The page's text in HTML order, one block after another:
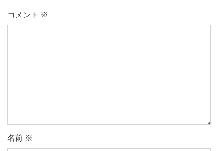
コメント ※
名前 ※